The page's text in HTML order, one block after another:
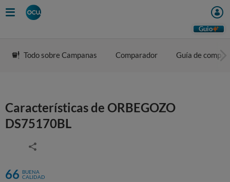
Guio
Todo sobre Campanas Comparador Guía de compra
Características de ORBEGOZO
DS75170BL
66 BUENA
CALIDAD